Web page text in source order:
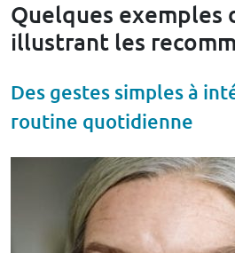
Quelques exemples
illustrant les
Des gestes simples à
routine quotidienne